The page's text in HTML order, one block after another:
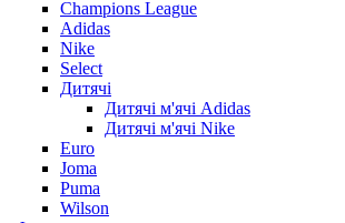
Champions League
Adidas
Nike
Select
Дитячі
Дитячі м'ячі Adidas
Дитячі м'ячі Nike
Euro
Joma
Puma
Wilson